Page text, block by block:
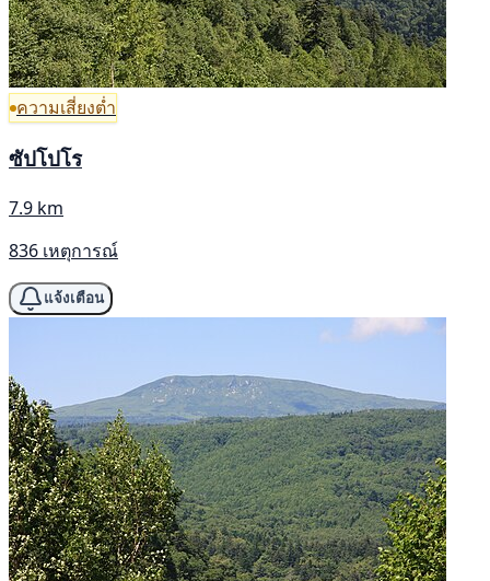
ความเสี่ยงต่ำ
ซัปโปโร
7.9 km
836 เหตุการณ์
แจ้งเตือน